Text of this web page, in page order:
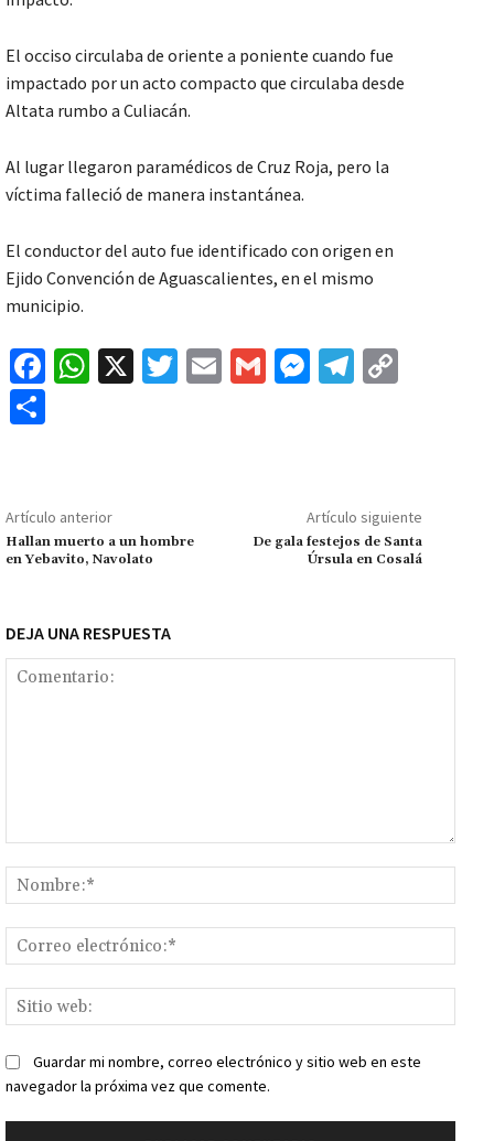
El occiso circulaba de oriente a poniente cuando fue
impactado por un acto compacto que circulaba desde
Altata rumbo a Culiacán.
Al lugar llegaron paramédicos de Cruz Roja, pero la
víctima falleció de manera instantánea.
El conductor del auto fue identificado con origen en
Ejido Convención de Aguascalientes, en el mismo
municipio.
Fa
o
k
W
p
p
X
T
E
G
M
ge
r
Te
m Li
n
k
p
ar
Artículo anterior
Hallan muerto a un hombre
en Yebavito, Navolato
Artículo siguiente
De gala festejos de Santa
Úrsula en Cosalá
DEJA UNA RESPUESTA
web:
Guardar mi nombre, correo electrónico y sitio web en este
navegador la próxima vez que comente.